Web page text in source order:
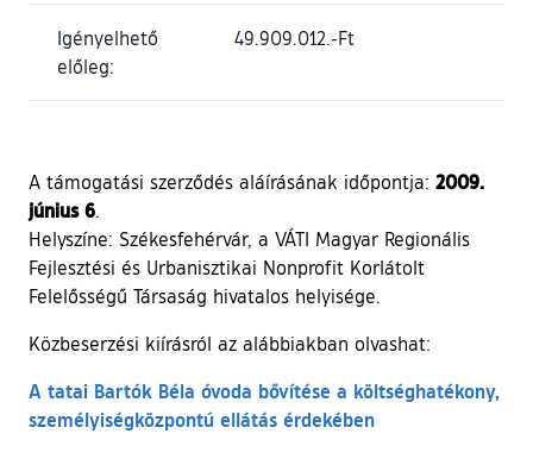
Igényelhető
előleg:
49.909.012.-Ft
A támogatási szerződés aláírásának időpontja: 2009.
június 6.
Helyszíne: Székesfehérvár, a VÁTI Magyar Regionális
Fejlesztési és Urbanisztikai Nonprofit Korlátolt
Felelősségű Társaság hivatalos helyisége.
Közbeserzési kiírásról az alábbiakban olvashat:
A tatai Bartók Béla óvoda bővítése a költséghatékony,
személyiségközpontú ellátás érdekében